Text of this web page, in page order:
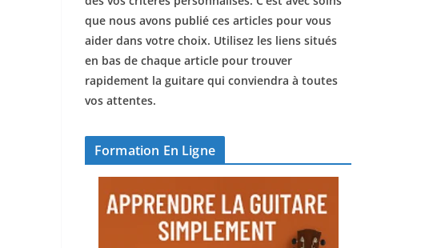
que nous avons publié ces articles pour vous
aider dans votre choix. Utilisez les liens situés
en bas de chaque article pour trouver
rapidement la guitare qui conviendra à toutes
vos attentes.
Formation En Ligne